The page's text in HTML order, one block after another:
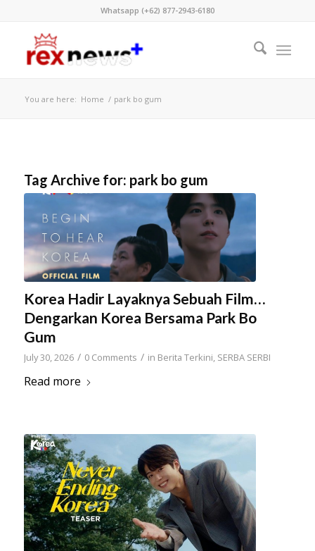
Whatsapp (+62) 877-2943-6180
You are here: Home / park bo gum
Tag Archive for: park bo gum
Korea Hadir Layaknya Sebuah Film…
Dengarkan Korea Bersama Park Bo
Gum
July 30, 2026 / 0 Comments / in Berita Terkini, SERBA SERBI
Read more